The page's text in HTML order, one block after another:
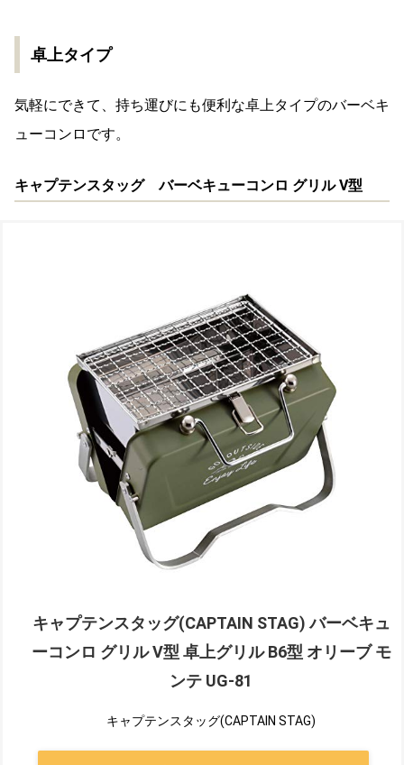
卓上タイプ
気軽にできて、持ち運びにも便利な卓上タイプのバーベキ
ューコンロです。
キャプテンスタッグ バーベキューコンロ グリル V型
キャプテンスタッグ(CAPTAIN STAG) バーベキュ
ーコンロ グリル V型 卓上グリル B6型 オリーブ モ
ンテ UG-81
キャプテンスタッグ(CAPTAIN STAG)